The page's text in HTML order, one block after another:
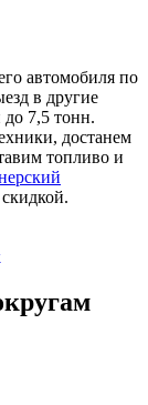
автомобиля по
в другие
7,5 тонн.
достанем
топливо и